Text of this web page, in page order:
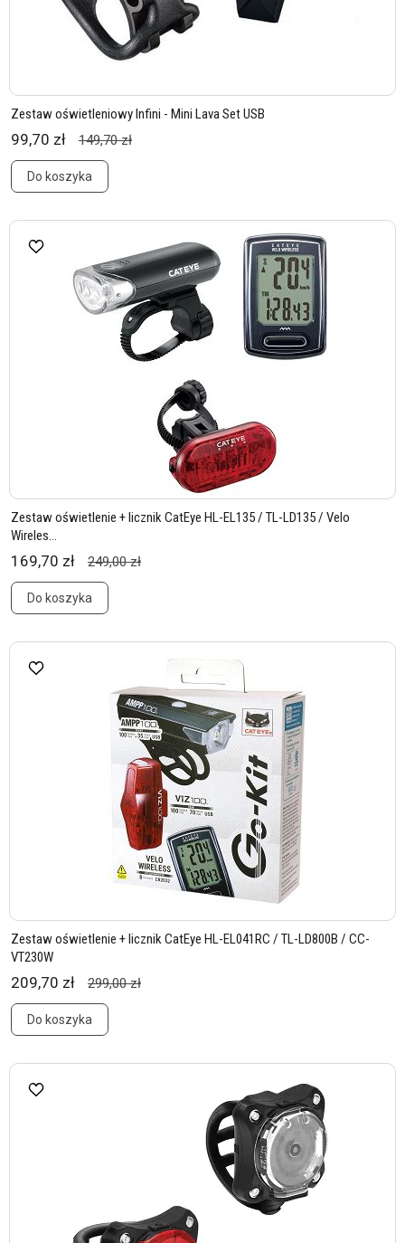
Zestaw oświetleniowy Infini - Mini Lava Set USB
99,70 zł 149,70 zł
Do koszyka
Zestaw oświetlenie + licznik CatEye HL-EL135 / TL-LD135 / Velo
Wireles...
169,70 zł 249,00 zł
Do koszyka
Zestaw oświetlenie + licznik CatEye HL-EL041RC / TL-LD800B / CC-
VT230W
209,70 zł 299,00 zł
Do koszyka